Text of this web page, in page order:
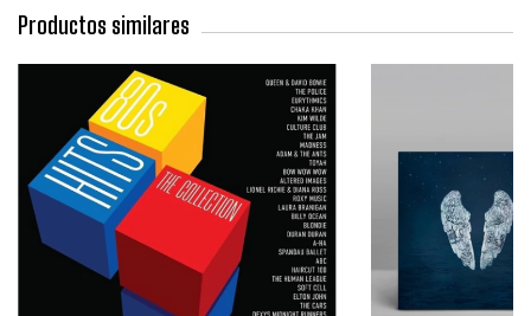
Productos similares